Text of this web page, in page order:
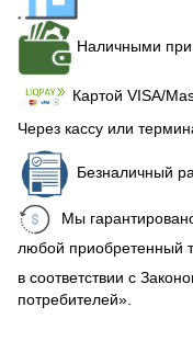
Наличными при
Картой VISA/
Через кассу или
Безналичный
Мы
любой приобретенный
в соответствии с
потребителей».